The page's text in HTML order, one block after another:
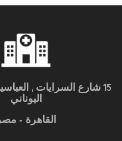
15 شارع السرايات ,
اليوناني
القاهرة –